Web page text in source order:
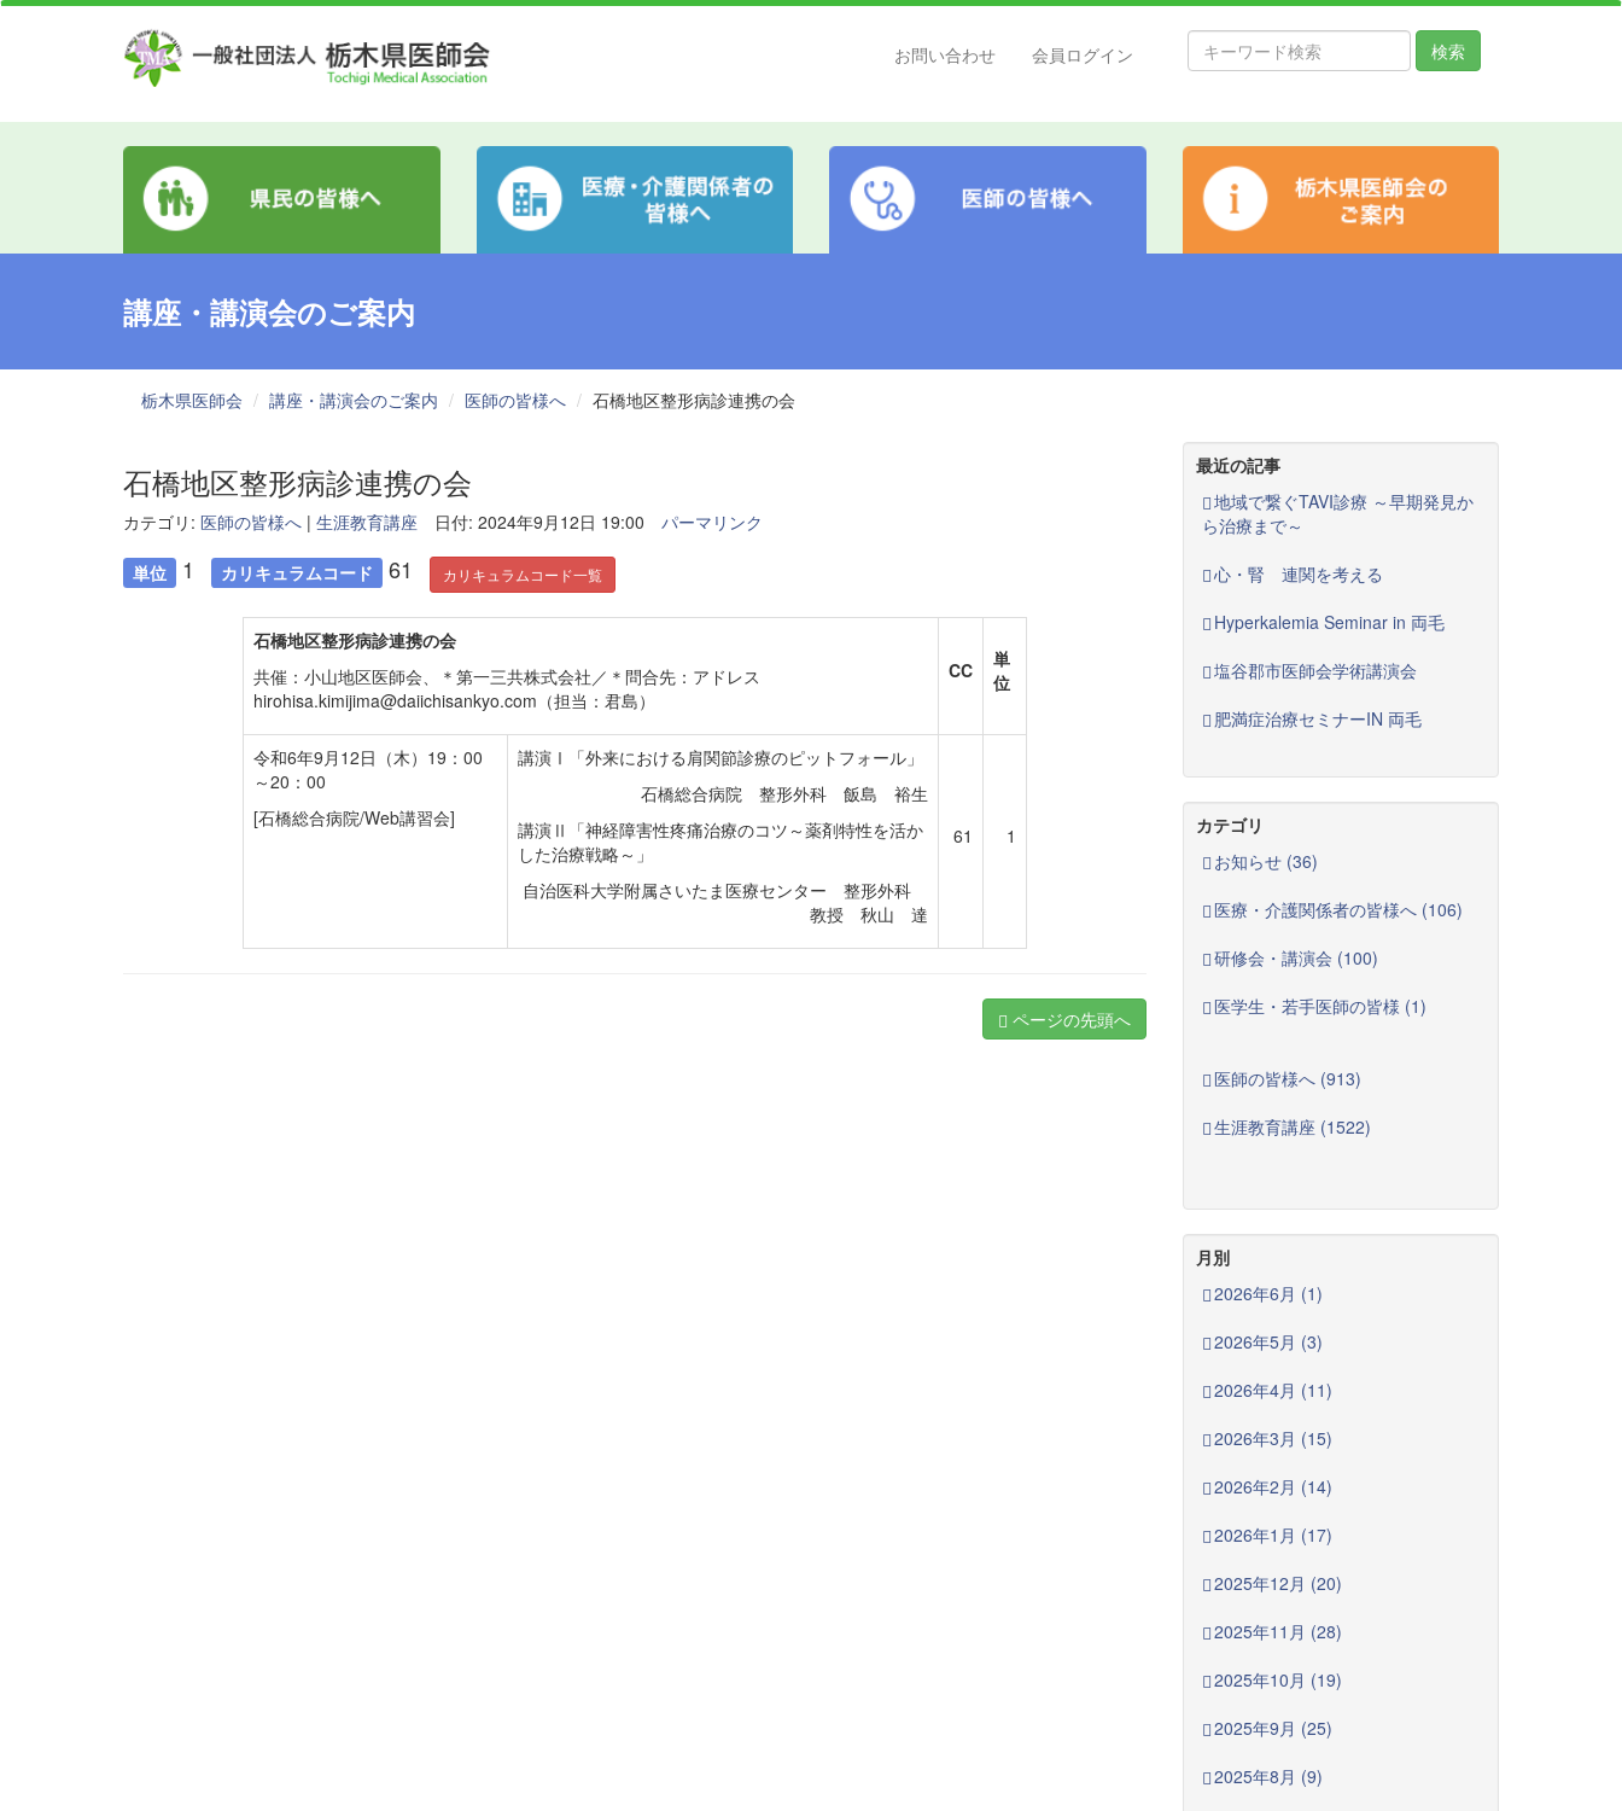
検索
お問い合わせ 会員ログイン
講座・講演会のご案内
栃木県医師会 講座・講演会のご案内 医師の皆様へ 石橋地区整形病診連携の会
石橋地区整形病診連携の会
カテゴリ: 医師の皆様へ | 生涯教育講座 日付: 2024年9月12日 19:00 パーマリンク
単位 1 カリキュラムコード 61 カリキュラムコード一覧
石橋地区整形病診連携の会
共催：小山地区医師会、＊第一三共株式会社／＊問合先：アドレス
hirohisa.kimijima@daiichisankyo.com（担当：君島）
CC
単
位
令和6年9月12日（木）19：00
～20：00
[石橋総合病院/Web講習会]
講演Ⅰ「外来における肩関節診療のピットフォール」
石橋総合病院 整形外科 飯島 裕生
講演Ⅱ「神経障害性疼痛治療のコツ～薬剤特性を活か
した治療戦略～」
自治医科大学附属さいたま医療センター 整形外科
教授 秋山 達
61 1
ページの先頭へ
最近の記事
地域で繋ぐTAVI診療 ～早期発見か
ら治療まで～
心・腎 連関を考える
Hyperkalemia Seminar in 両毛
塩谷郡市医師会学術講演会
肥満症治療セミナーIN 両毛
カテゴリ
お知らせ (36)
医療・介護関係者の皆様へ (106)
研修会・講演会 (100)
医学生・若手医師の皆様 (1)
医師の皆様へ (913)
生涯教育講座 (1522)
月別
2026年6月 (1)
2026年5月 (3)
2026年4月 (11)
2026年3月 (15)
2026年2月 (14)
2026年1月 (17)
2025年12月 (20)
2025年11月 (28)
2025年10月 (19)
2025年9月 (25)
2025年8月 (9)